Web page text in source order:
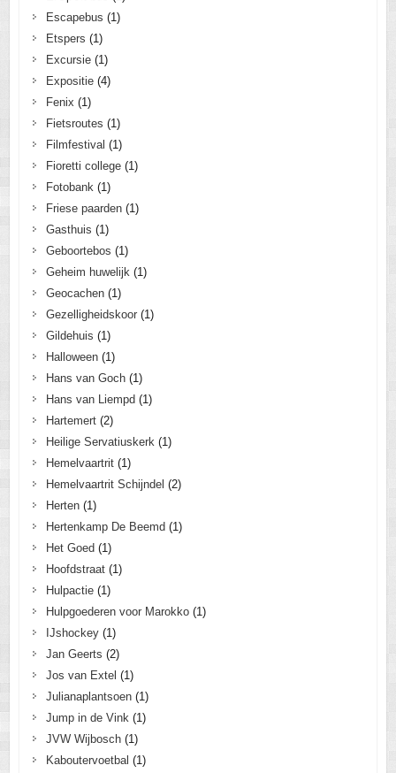
Escapebus (1)
Etspers (1)
Excursie(1)
Expositie(4)
Fenix (1)
Fietsroutes (1)
Filmfestival (1)
Fioretti college(1)
Fotobank (1)
Friese paarden(1)
Gasthuis (1)
Geboortebos (1)
Geheim huwelijk (1)
Geocachen(1)
Gezelligheidskoor(1)
Gildehuis (1)
Halloween(1)
Hans van Goch(1)
Hans van Liempd (1)
Hartemert(2)
Heilige Servatiuskerk (1)
Hemelvaartrit(1)
Hemelvaartrit Schijndel (2)
Herten(1)
Hertenkamp De Beemd (1)
Het Goed (1)
Hoofdstraat(1)
Hulpactie(1)
Hulpgoederen voor Marokko(1)
IJshockey(1)
Jan Geerts (2)
Jos van Extel (1)
Julianaplantsoen(1)
Jump in de Vink (1)
JVW Wijbosch(1)
Kaboutervoetbal (1)